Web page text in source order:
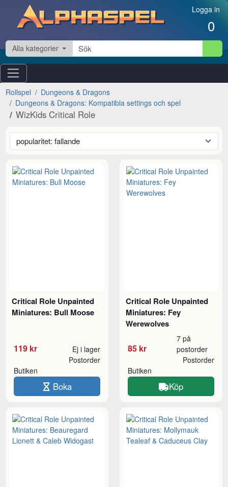
Hoppa till innehåll Logga in
0
Alla kategorier
Rollspel
Dungeons & Dragons
Dungeons & Dragons: Kompatibla settings och spel
WizKids Critical Role
Critical Role Unpainted
Miniatures: Bull Moose
119 kr Ej i lager
Butiken
Postorder
Boka
Critical Role Unpainted
Miniatures: Fey
Werewolves
85 kr
7 på
postorder
Butiken
Postorder
Köp